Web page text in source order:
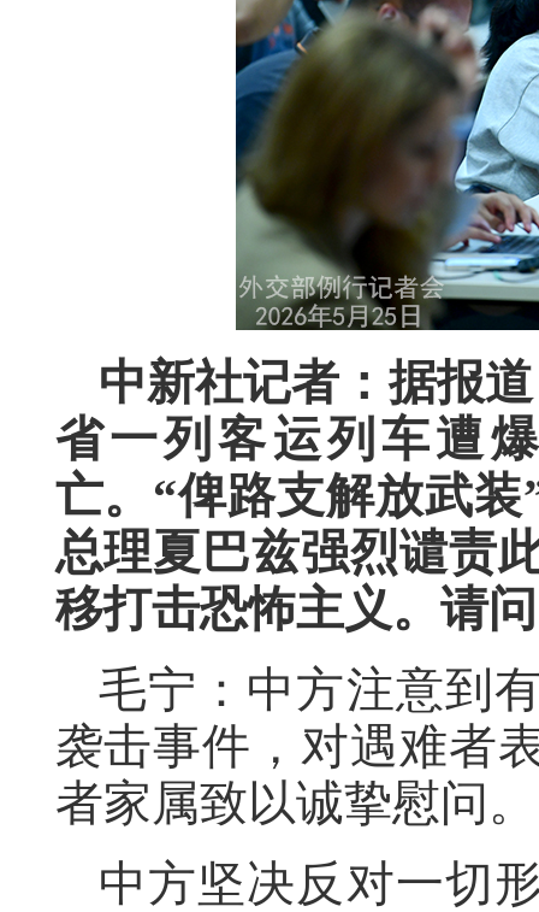
中新社记者：据报
省一列客运列车遭
亡。“俾路支解放武
总理夏巴兹强烈谴责
移打击恐怖主义。请
毛宁：中方注意到
袭击事件，对遇难者
者家属致以诚挚慰问。
中方坚决反对一切